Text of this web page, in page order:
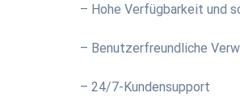
– Hohe Verfügbarkeit und
– Benutzerfreundliche
– 24/7-Kundensupport